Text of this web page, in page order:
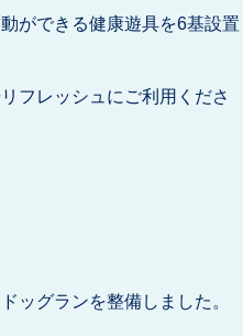
ができる健康遊具を6基設置
フレッシュにご利用くださ
ッグランを整備しました。